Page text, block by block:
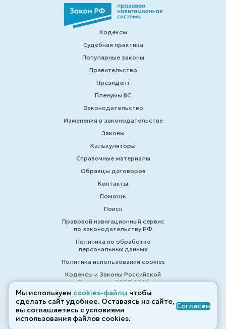
Кодексы
Судебная практика
Популярные законы
Правительство
Президент
Пленумы ВС
Законодательство
Изменения в законодательстве
Законы
Калькуляторы
Справочные материалы
Образцы договоров
Контакты
Помощь
Поиск
Правовой навигационный сервис
по законодательству РФ
Политика по обработке
персональных данных
Политика использования cookies
Кодексы и Законы Российской
Федерации 2007-2026
© ZAKONRF.INFO
Мы используем cookies-файлы чтобы
сделать сайт удобнее. Оставаясь на сайте,
вы соглашаетесь с условиями
использования файлов cооkies.
Согласен